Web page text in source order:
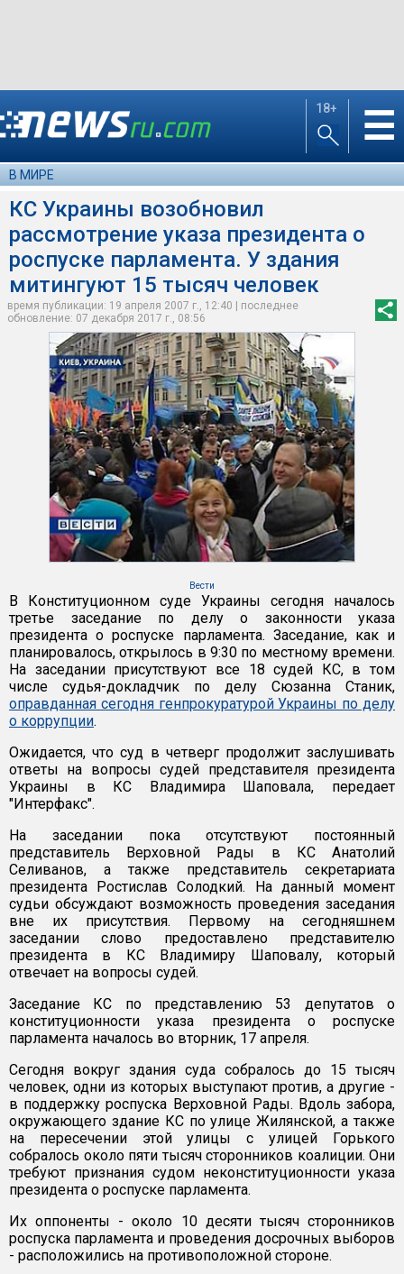
18+ ☰
В МИРЕ
КC Украины возобновил
рассмотрение указа президента о
роспуске парламента. У здания
митингуют 15 тысяч человек
время публикации: 19 апреля 2007 г., 12:40 | последнее
обновление: 07 декабря 2017 г., 08:56
Вести
В Конституционном суде Украины сегодня началось
третье заседание по делу о законности указа
президента о роспуске парламента. Заседание, как и
планировалось, открылось в 9:30 по местному времени.
На заседании присутствуют все 18 судей КС, в том
числе судья-докладчик по делу Сюзанна Станик,
оправданная сегодня генпрокуратурой Украины по делу
о коррупции.
Ожидается, что суд в четверг продолжит заслушивать
ответы на вопросы судей представителя президента
Украины в КС Владимира Шаповала, передает
"Интерфакс".
На заседании пока отсутствуют постоянный
представитель Верховной Рады в КС Анатолий
Селиванов, а также представитель секретариата
президента Ростислав Солодкий. На данный момент
судьи обсуждают возможность проведения заседания
вне их присутствия. Первому на сегодняшнем
заседании слово предоставлено представителю
президента в КС Владимиру Шаповалу, который
отвечает на вопросы судей.
Заседание КС по представлению 53 депутатов о
конституционности указа президента о роспуске
парламента началось во вторник, 17 апреля.
Сегодня вокруг здания суда собралось до 15 тысяч
человек, одни из которых выступают против, а другие -
в поддержку роспуска Верховной Рады. Вдоль забора,
окружающего здание КС по улице Жилянской, а также
на пересечении этой улицы с улицей Горького
собралось около пяти тысяч сторонников коалиции. Они
требуют признания судом неконституционности указа
президента о роспуске парламента.
Их оппоненты - около 10 десяти тысяч сторонников
роспуска парламента и проведения досрочных выборов
- расположились на противоположной стороне.